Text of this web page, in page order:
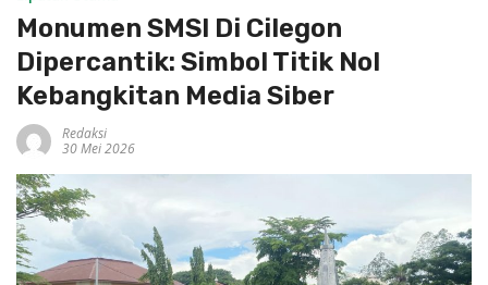
Monumen SMSI Di Cilegon
Dipercantik: Simbol Titik Nol
Kebangkitan Media Siber
Redaksi
30 Mei 2026